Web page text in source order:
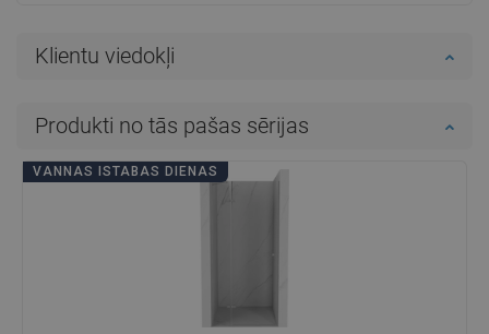
Klientu viedokļi
Produkti no tās pašas sērijas
VANNAS ISTABAS DIENAS